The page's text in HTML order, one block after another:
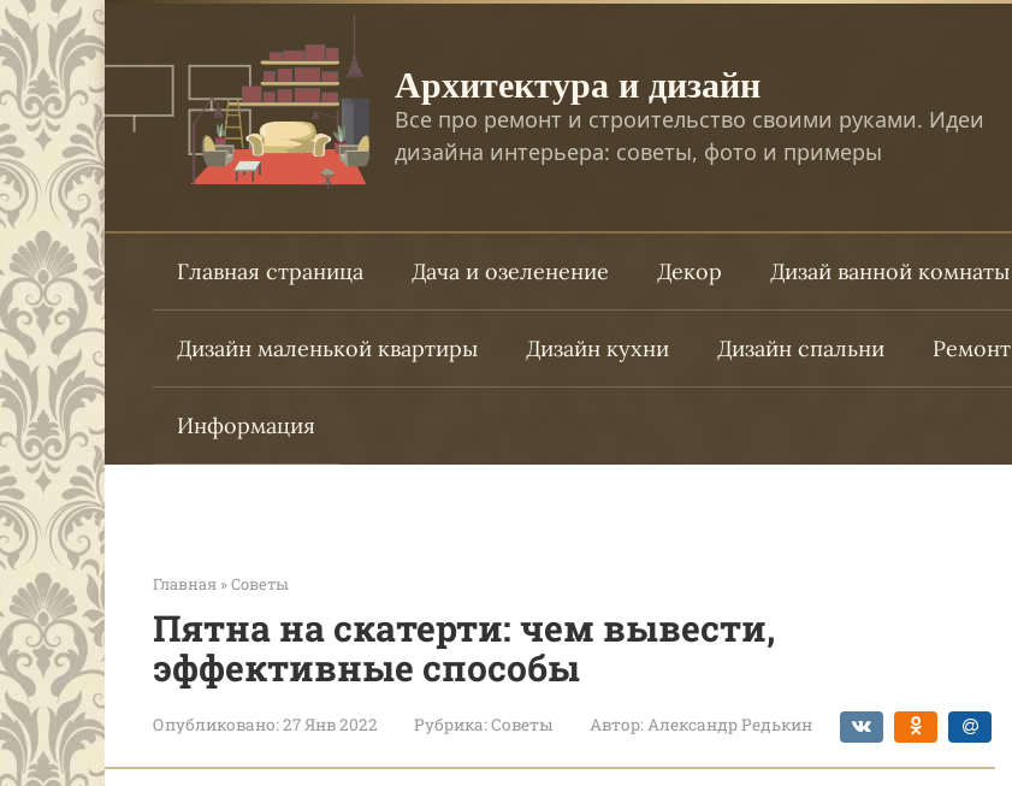
Перейти
к
контенту
Архитектура и дизайн
Все про ремонт и строительство своими руками. Идеи
дизайна интерьера: советы, фото и примеры
Главная страница Дача и озеленение Декор Дизай ванной комнаты
Дизайн маленькой квартиры Дизайн кухни Дизайн спальни Ремонт
Информация
Главная »Советы
Пятна на скатерти: чем вывести,
эффективные способы
Опубликовано:27 Янв 2022 Рубрика:Советы Автор:Александр Редькин